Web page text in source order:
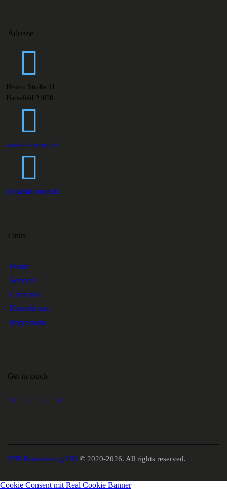
Adresse
Herren Straße 41
Harsefeld 21698
www.stb-renov.de
info@stb-renov.de
Links
Home
Services
Über uns
Kontakt uns
Impressum
Get in touch
STB Renovierung UG © 2020-2026. All rights reserved.
Cookie Consent mit Real Cookie Banner